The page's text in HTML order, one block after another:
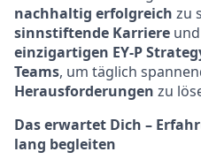
nachhaltig erfolgreich zu
sinnstiftende Karriere
einzigartigen EY-P
Teams, um täglich
Herausforderungen zu
Das erwartet Dich –
lang begleiten